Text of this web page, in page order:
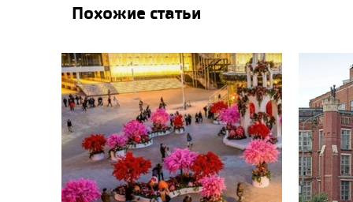
Похожие статьи